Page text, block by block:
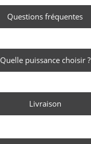
Questions fréquentes
Quelle puissance choisir ?
Livraison